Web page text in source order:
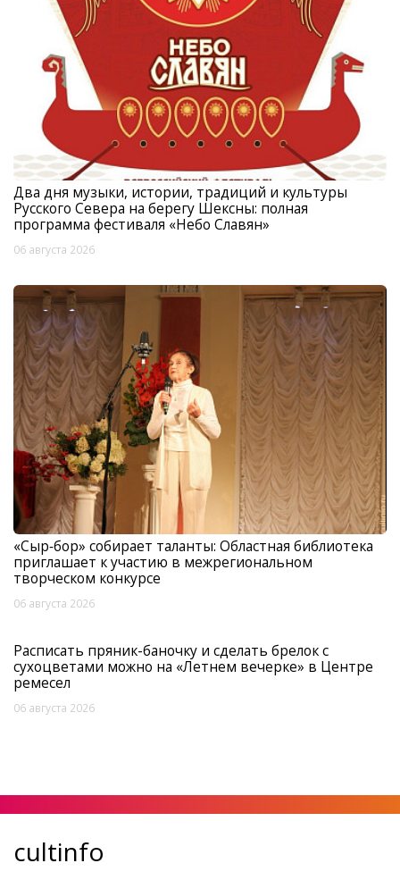
Два дня музыки, истории, традиций и культуры
Русского Севера на берегу Шексны: полная
программа фестиваля «Небо Славян»
06 августа 2026
«Сыр‑бор» собирает таланты: Областная библиотека
приглашает к участию в межрегиональном
творческом конкурсе
06 августа 2026
Расписать пряник-баночку и сделать брелок с
сухоцветами можно на «Летнем вечерке» в Центре
ремесел
06 августа 2026
cultinfo